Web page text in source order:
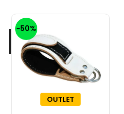
-50%
OUTLET